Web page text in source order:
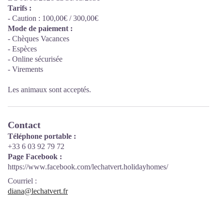
Tarifs :
- Caution : 100,00€ / 300,00€
Mode de paiement :
- Chèques Vacances
- Espèces
- Online sécurisée
- Virements
Les animaux sont acceptés.
Contact
Téléphone portable :
+33 6 03 92 79 72
Page Facebook :
https://www.facebook.com/lechatvert.holidayhomes/
Courriel :
diana@lechatvert.fr